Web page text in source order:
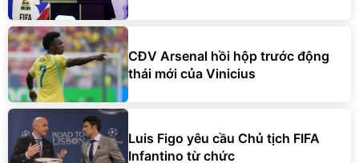
CĐV Arsenal hồi hộp trước động
thái mới của Vinicius
Luis Figo yêu cầu Chủ tịch FIFA
Infantino từ chức